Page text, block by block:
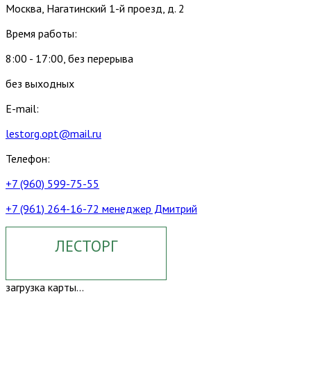
Москва, Нагатинский 1-й проезд, д. 2
Время работы:
8:00 - 17:00, без перерыва
без выходных
E-mail:
lestorg.opt@mail.ru
Телефон:
+7 (960) 599-75-55
+7 (961) 264-16-72 менеджер Дмитрий
ЛЕСТОРГ
загрузка карты...